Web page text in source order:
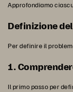
Approfondiamo
Definizione
Per definire il
1.
Il primo passo per